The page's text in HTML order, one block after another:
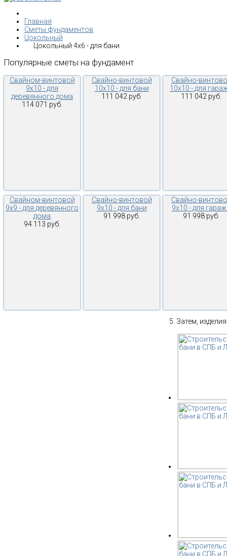
Главная
Сметы фундаментов
Цокольный
Цокольный 4х6 - для бани
Популярные сметы на фундамент
Свайном-винтовой
9х10 - для
деревянного дома
114 071 руб.
Свайно-винтовой
10х10 - для бани
111 042 руб.
Свайно-
10х10 - для
111 042 руб.
Свайном-винтовой
9х9 - для деревянного
дома
94 113 руб.
Свайно-винтовой
9х10 - для бани
91 998 руб.
Свайно-
9х10 - для
91 998 руб.
Затем,